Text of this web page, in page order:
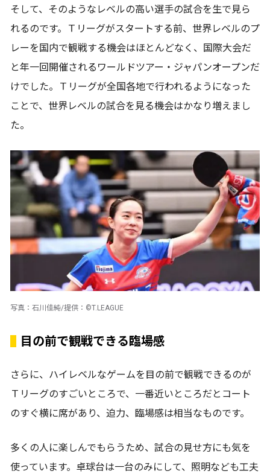
そして、そのようなレベルの高い選手の試合を生で見ら
れるのです。Ｔリーグがスタートする前、世界レベルのプ
レーを国内で観戦する機会はほとんどなく、国際大会だ
と年一回開催されるワールドツアー・ジャパンオープンだ
けでした。Ｔリーグが全国各地で行われるようになった
ことで、世界レベルの試合を見る機会はかなり増えまし
た。
写真：石川佳純/提供：©T.LEAGUE
目の前で観戦できる臨場感
さらに、ハイレベルなゲームを目の前で観戦できるのが
Ｔリーグのすごいところで、一番近いところだとコート
のすぐ横に席があり、迫力、臨場感は相当なものです。
多くの人に楽しんでもらうため、試合の見せ方にも気を
使っています。卓球台は一台のみにして、照明なども工夫